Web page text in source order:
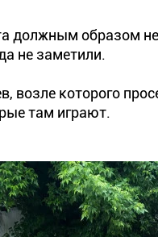
должным образом
не заметили.
возле которого
там играют.